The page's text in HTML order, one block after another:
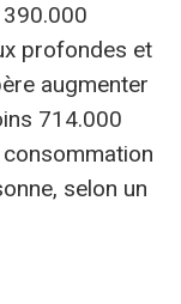
profondes et
augmenter
714.000
selon un